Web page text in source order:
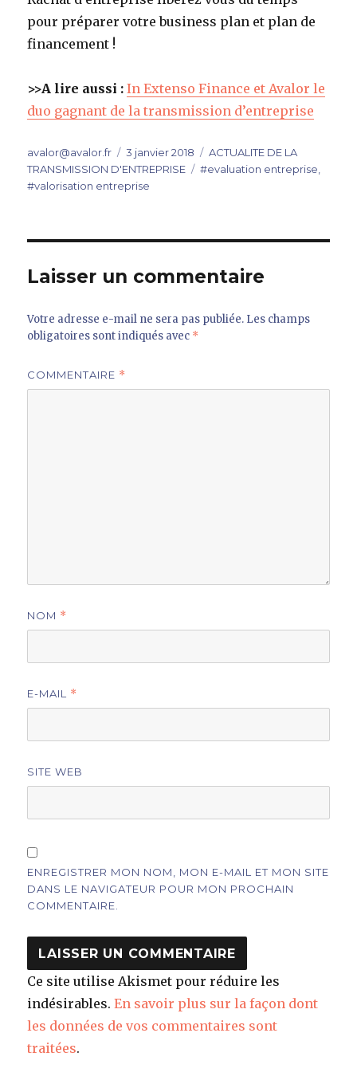
pour préparer votre business plan et plan de
financement !
>>A lire aussi : In Extenso Finance et Avalor le
duo gagnant de la transmission d’entreprise
Auteur
avalor@avalor.fr
Publié
le
3 janvier 2018 Catégories
ACTUALITE DE LA
TRANSMISSION D'ENTREPRISE
Étiquettes
#evaluation entreprise
#valorisation entreprise
Laisser un commentaire
Votre adresse e-mail ne sera pas publiée. Les champs
obligatoires sont indiqués avec *
COMMENTAIRE *
NOM *
E-MAIL *
SITE WEB
ENREGISTRER MON NOM, MON E-MAIL ET MON SITE
DANS LE NAVIGATEUR POUR MON PROCHAIN
COMMENTAIRE.
Ce site utilise Akismet pour réduire les
indésirables.En savoir plus sur la façon dont
les données de vos commentaires sont
traitées.